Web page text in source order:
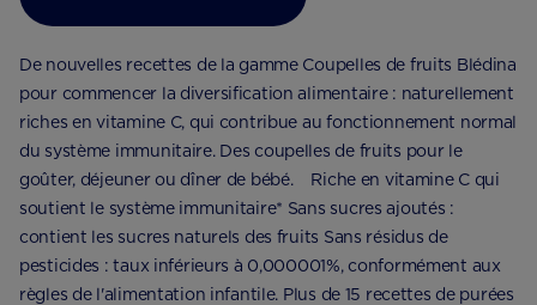
De nouvelles recettes de la gamme Coupelles de fruits Blédina
pour commencer la diversification alimentaire : naturellement
riches en vitamine C, qui contribue au fonctionnement normal
du système immunitaire. Des coupelles de fruits pour le
goûter, déjeuner ou dîner de bébé. Riche en vitamine C qui
soutient le système immunitaire* Sans sucres ajoutés :
contient les sucres naturels des fruits Sans résidus de
pesticides : taux inférieurs à 0,000001%, conformément aux
règles de l'alimentation infantile. Plus de 15 recettes de purées